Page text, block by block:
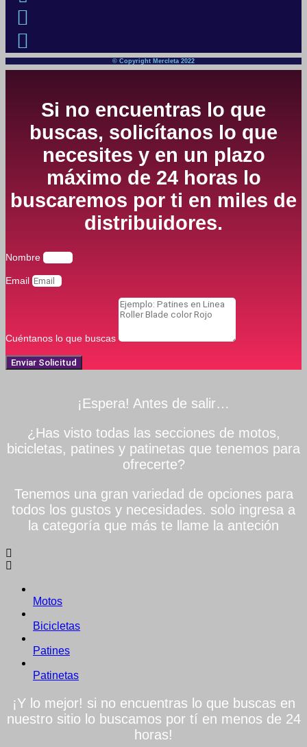
© Copyright Mercleta 2022
Si no encuentras lo que
buscas, solicítanos lo que
necesites y en un plazo
máximo de 24 horas lo
buscaremos por ti en miles de
distribuidores.
Nombre
Email
Cuéntanos lo que buscas
Enviar Solicitud
¡Espera! Antes de salir…
¿Has visto todas las secciones de motos,
bicicletas, patines y patinetas que tenemos para
ofrecerte?
Tenemos una gran variedad de opciones para
todos los gustos y necesidades. solo ingresa a
la categoría que más te llame la anteción
Motos
Bicicletas
Patines
Patinetas
¡Y lo mejor! si no encuentras lo que buscas en
nuestro sitio lo buscamos por tí en menos de 24
horas!